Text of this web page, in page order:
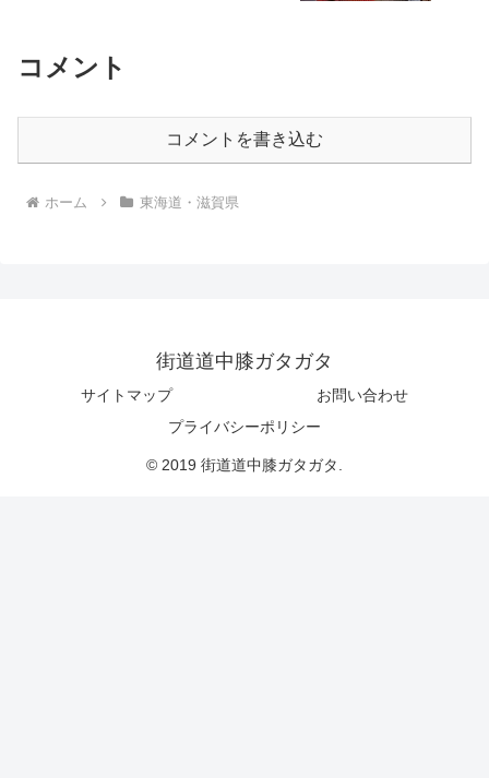
コメント
コメントを書き込む
ホーム 東海道・滋賀県
街道道中膝ガタガタ
サイトマップ
お問い合わせ
プライバシーポリシー
© 2019 街道道中膝ガタガタ.